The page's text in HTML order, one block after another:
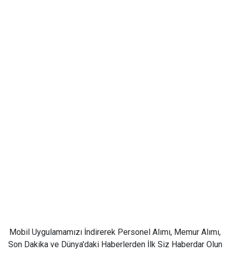
Mobil Uygulamamızı İndirerek Personel Alımı, Memur Alımı,
Son Dakika ve Dünya'daki Haberlerden İlk Siz Haberdar Olun